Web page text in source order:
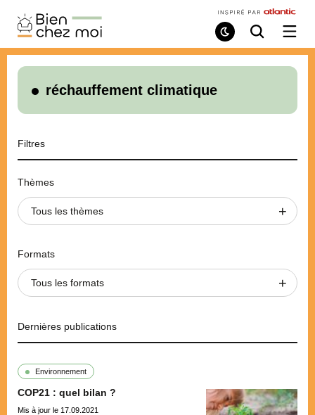
Bien
Chez
Moi
Mode
de
Recherche
/
le
réchauffement climatique
Filtres
Thèmes
Tous les thèmes
Formats
Tous les formats
Dernières publications
Environnement
COP21 : quel bilan ?
Mis à jour le 17.09.2021